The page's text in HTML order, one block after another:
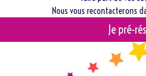
Nous vous recontacterons
Je pré-